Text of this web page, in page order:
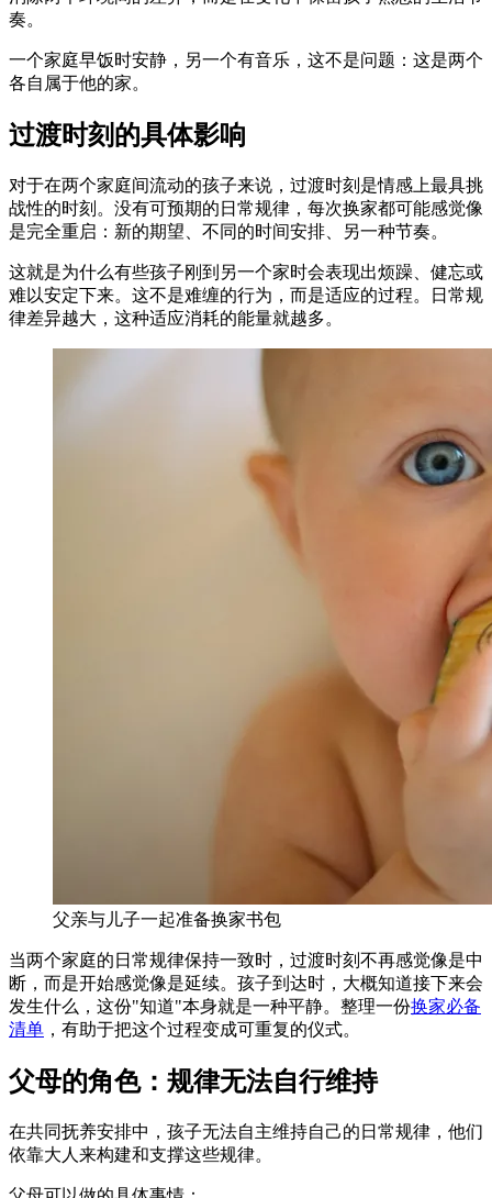
奏。
一个家庭早饭时安静，另一个有音乐，这不是问题：这是两个
各自属于他的家。
过渡时刻的具体影响
对于在两个家庭间流动的孩子来说，过渡时刻是情感上最具挑
战性的时刻。没有可预期的日常规律，每次换家都可能感觉像
是完全重启：新的期望、不同的时间安排、另一种节奏。
这就是为什么有些孩子刚到另一个家时会表现出烦躁、健忘或
难以安定下来。这不是难缠的行为，而是适应的过程。日常规
律差异越大，这种适应消耗的能量就越多。
父亲与儿子一起准备换家书包
当两个家庭的日常规律保持一致时，过渡时刻不再感觉像是中
断，而是开始感觉像是延续。孩子到达时，大概知道接下来会
发生什么，这份"知道"本身就是一种平静。整理一份换家必备
清单 ，有助于把这个过程变成可重复的仪式。
父母的角色：规律无法自行维持
在共同抚养安排中，孩子无法自主维持自己的日常规律，他们
依靠大人来构建和支撑这些规律。